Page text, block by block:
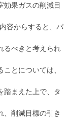
効果ガスの削減目
容からすると、パ
るべきと考えられ
とについては、
踏まえた上で、タ
、削減目標の引き